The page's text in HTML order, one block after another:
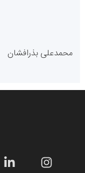
پایگاه خبری گفتمان یزد
محمدعلی بذرافشان